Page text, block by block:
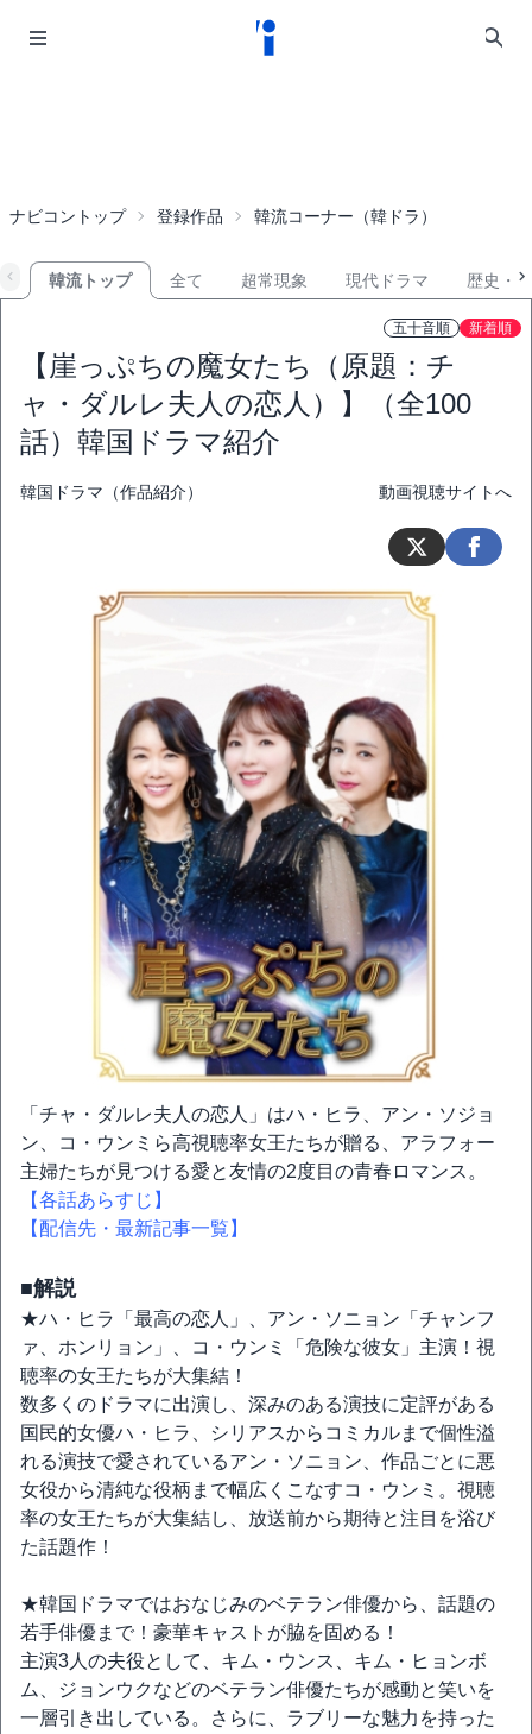
ナビコントップ 登録作品 韓流コーナー（韓ドラ）
韓流トップ 全て 超常現象 現代ドラマ 歴史・
五十音順 新着順
【崖っぷちの魔女たち（原題：チ
ャ・ダルレ夫人の恋人）】（全100
話）韓国ドラマ紹介
韓国ドラマ（作品紹介） 動画視聴サイトへ
「チャ・ダルレ夫人の恋人」はハ・ヒラ、アン・ソジョ
ン、コ・ウンミら高視聴率女王たちが贈る、アラフォー
主婦たちが見つける愛と友情の2度目の青春ロマンス。
【各話あらすじ】
【配信先・最新記事一覧】
■解説
★ハ・ヒラ「最高の恋人」、アン・ソニョン「チャンフ
ァ、ホンリョン」、コ・ウンミ「危険な彼女」主演！視
聴率の女王たちが大集結！
数多くのドラマに出演し、深みのある演技に定評がある
国民的女優ハ・ヒラ、シリアスからコミカルまで個性溢
れる演技で愛されているアン・ソニョン、作品ごとに悪
女役から清純な役柄まで幅広くこなすコ・ウンミ。視聴
率の女王たちが大集結し、放送前から期待と注目を浴び
た話題作！
★韓国ドラマではおなじみのベテラン俳優から、話題の
若手俳優まで！豪華キャストが脇を固める！
主演3人の夫役として、キム・ウンス、キム・ヒョンボ
ム、ジョンウクなどのベテラン俳優たちが感動と笑いを
一層引き出している。さらに、ラブリーな魅力を持った